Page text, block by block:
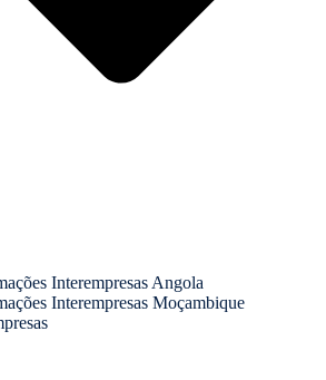
Interempresas Angola
Interempresas Moçambique